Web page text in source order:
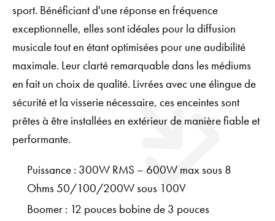
sport. Bénéficiant d'une réponse en fréquence
exceptionnelle, elles sont idéales pour la diffusion
musicale tout en étant optimisées pour une audibilité
maximale. Leur clarté remarquable dans les médiums
en fait un choix de qualité. Livrées avec une élingue de
sécurité et la visserie nécessaire, ces enceintes sont
prêtes à être installées en extérieur de manière fiable et
performante.
Puissance : 300W RMS – 600W max sous 8
Ohms 50/100/200W sous 100V
Boomer : 12 pouces bobine de 3 pouces